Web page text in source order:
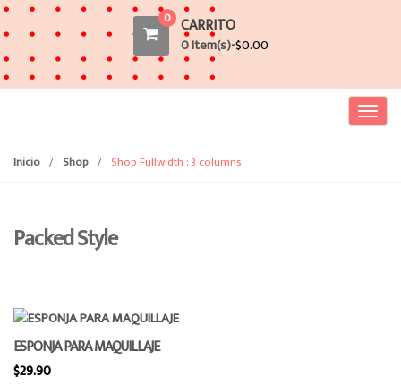
0 CARRITO
0 Item(s)-$0.00
T
Inicio / Shop / Shop Fullwidth : 3 columns
Packed Style
ESPONJA PARA MAQUILLAJE
$29.90